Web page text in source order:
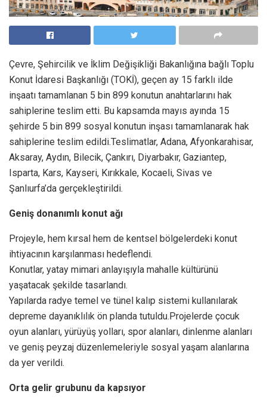
Çevre, Şehircilik ve İklim Değişikliği Bakanlığına bağlı Toplu
Konut İdaresi Başkanlığı (TOKİ), geçen ay 15 farklı ilde
inşaatı tamamlanan 5 bin 899 konutun anahtarlarını hak
sahiplerine teslim etti. Bu kapsamda mayıs ayında 15
şehirde 5 bin 899 sosyal konutun inşası tamamlanarak hak
sahiplerine teslim edildi.Teslimatlar, Adana, Afyonkarahisar,
Aksaray, Aydın, Bilecik, Çankırı, Diyarbakır, Gaziantep,
Isparta, Kars, Kayseri, Kırıkkale, Kocaeli, Sivas ve
Şanlıurfa’da gerçekleştirildi.
Geniş donanımlı konut ağı
Projeyle, hem kırsal hem de kentsel bölgelerdeki konut
ihtiyacının karşılanması hedeflendi.
Konutlar, yatay mimari anlayışıyla mahalle kültürünü
yaşatacak şekilde tasarlandı.
Yapılarda radye temel ve tünel kalıp sistemi kullanılarak
depreme dayanıklılık ön planda tutuldu.Projelerde çocuk
oyun alanları, yürüyüş yolları, spor alanları, dinlenme alanları
ve geniş peyzaj düzenlemeleriyle sosyal yaşam alanlarına
da yer verildi.
Orta gelir grubunu da kapsıyor